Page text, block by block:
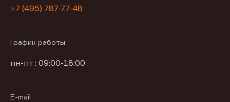
+7 (495) 787-77-48
График работы
пн-пт : 09:00-18:00
E-mail